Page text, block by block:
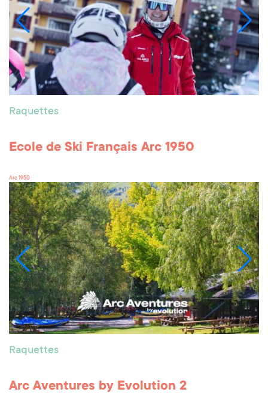
Raquettes
Ecole de Ski Français Arc 1950
Arc 1950
Raquettes
Arc Aventures by Evolution 2